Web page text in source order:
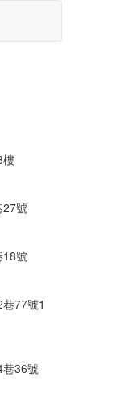
樓
27號
18號
77號1
36號